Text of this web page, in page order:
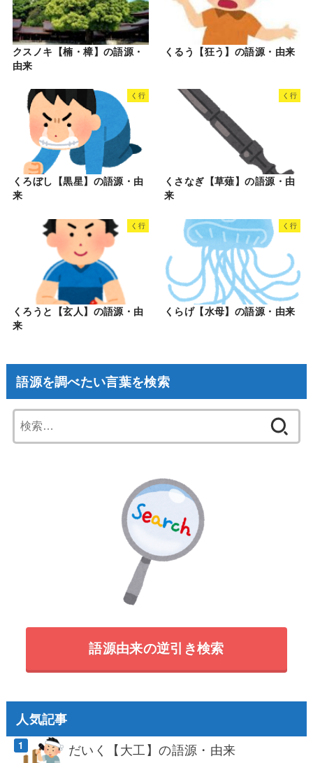
クスノキ【楠・樟】の語源・
由来
くるう【狂う】の語源・由来
く行
くろぼし【黒星】の語源・由
来
く行
くさなぎ【草薙】の語源・由
来
く行
くろうと【玄人】の語源・由
来
く行
くらげ【水母】の語源・由来
語源を調べたい言葉を検索
索:
語源由来の逆引き検索
人気記事
だいく【大工】の語源・由来